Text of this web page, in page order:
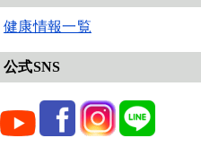
健康情報一覧
公式SNS